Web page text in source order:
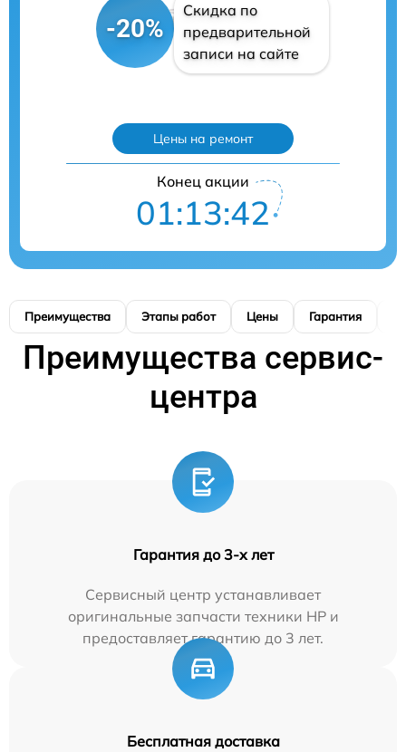
-20%
Скидка по
предварительной
записи на сайте
Цены на ремонт
Конец акции
01:13:41
Преимущества Этапы работ Цены Гарантия
Преимущества сервис-
центра
Гарантия до 3-х лет
Сервисный центр устанавливает
оригинальные запчасти техники HP и
предоставляет гарантию до 3 лет.
Бесплатная доставка